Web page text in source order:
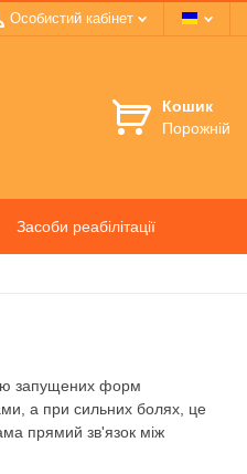
Особистий кабінет
Кошик
Порожній
Засоби реабілітації
запущених форм
а при сильних болях, це
прямий зв'язок між